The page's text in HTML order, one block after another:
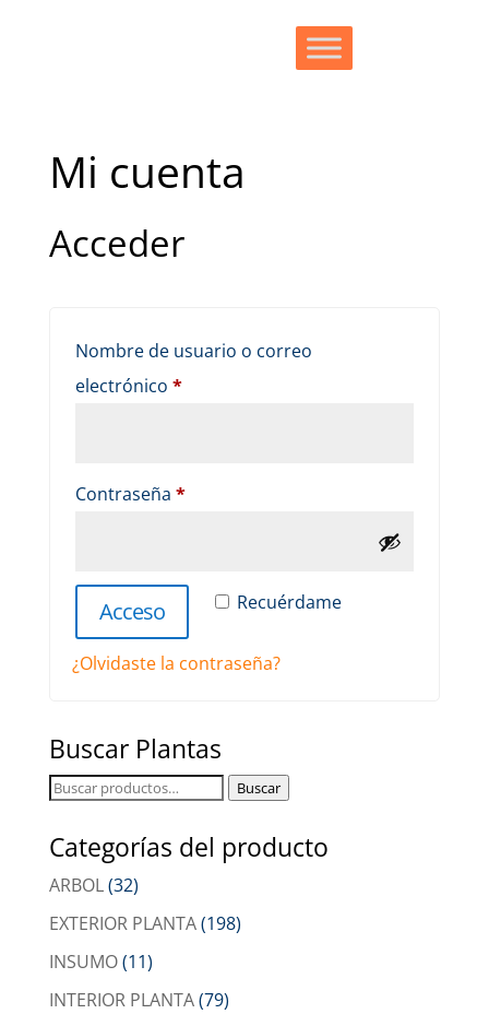
Mi cuenta
Acceder
Nombre de usuario o correo
electrónico *Obligatorio
Contraseña *Obligatorio
Recuérdame
Acceso
¿Olvidaste la contraseña?
Buscar Plantas
Buscar
Buscar
Categorías del producto
ARBOL(32)
EXTERIOR PLANTA(198)
INSUMO(11)
INTERIOR PLANTA(79)